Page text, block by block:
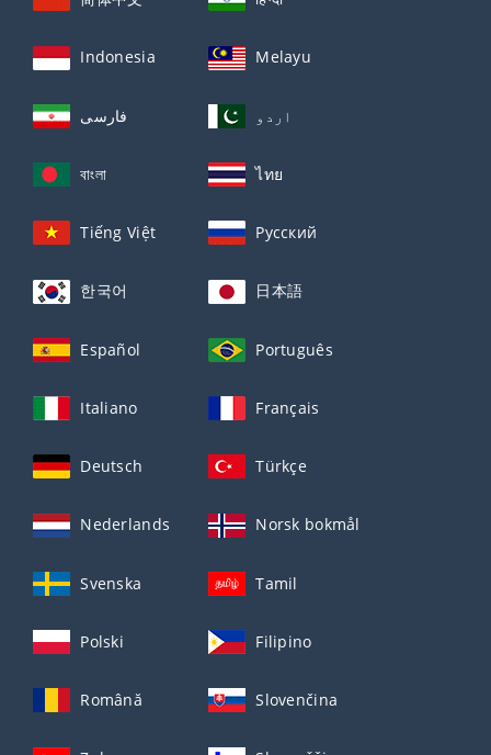
Indonesia Melayu
فارسی اردو
বাংলা ไทย
Tiếng Việt Русский
한국어 日本語
Español Português
Italiano Français
Deutsch Türkçe
Nederlands Norsk bokmål
Svenska Tamil
Polski Filipino
Română Slovenčina